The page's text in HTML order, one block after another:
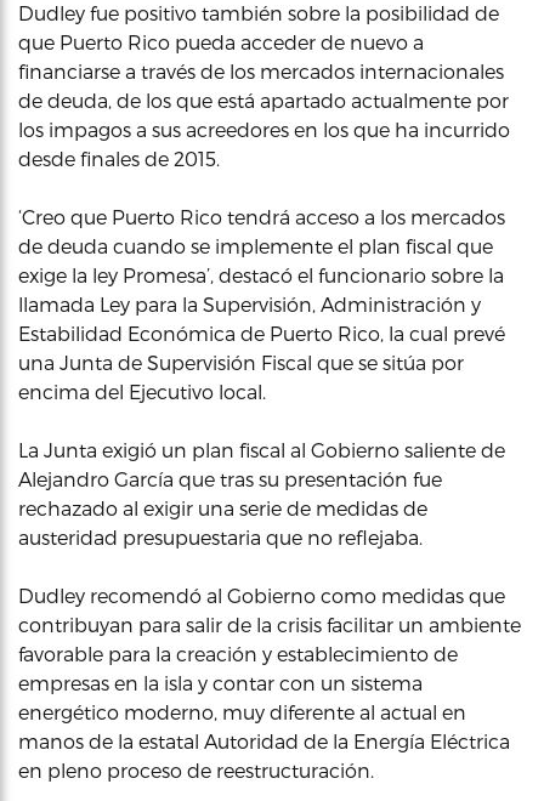
Dudley fue positivo también sobre la posibilidad de
que Puerto Rico pueda acceder de nuevo a
financiarse a través de los mercados internacionales
de deuda, de los que está apartado actualmente por
los impagos a sus acreedores en los que ha incurrido
desde finales de 2015.
‘Creo que Puerto Rico tendrá acceso a los mercados
de deuda cuando se implemente el plan fiscal que
exige la ley Promesa’, destacó el funcionario sobre la
llamada Ley para la Supervisión, Administración y
Estabilidad Económica de Puerto Rico, la cual prevé
una Junta de Supervisión Fiscal que se sitúa por
encima del Ejecutivo local.
La Junta exigió un plan fiscal al Gobierno saliente de
Alejandro García que tras su presentación fue
rechazado al exigir una serie de medidas de
austeridad presupuestaria que no reflejaba.
Dudley recomendó al Gobierno como medidas que
contribuyan para salir de la crisis facilitar un ambiente
favorable para la creación y establecimiento de
empresas en la isla y contar con un sistema
energético moderno, muy diferente al actual en
manos de la estatal Autoridad de la Energía Eléctrica
en pleno proceso de reestructuración.